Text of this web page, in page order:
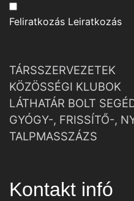
Feliratkozás Leiratkozás
TÁRSSZERVEZETEK
KÖZÖSSÉGI KLUBOK
LÁTHATÁR BOLT
GYÓGY-, FRISSÍTŐ-,
TALPMASSZÁZS
Kontakt infó